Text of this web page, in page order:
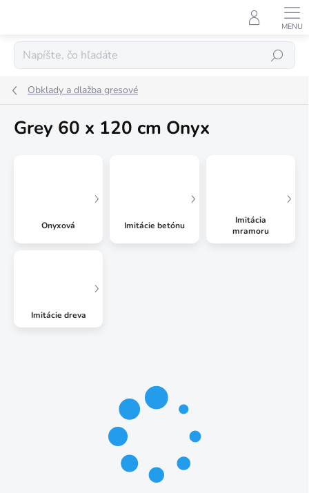
Hľadať
Obklady a dlažba gresové
Grey 60 x 120 cm Onyx
Onyxová Imitácie betónu
Imitácia
mramoru
Imitácie dreva